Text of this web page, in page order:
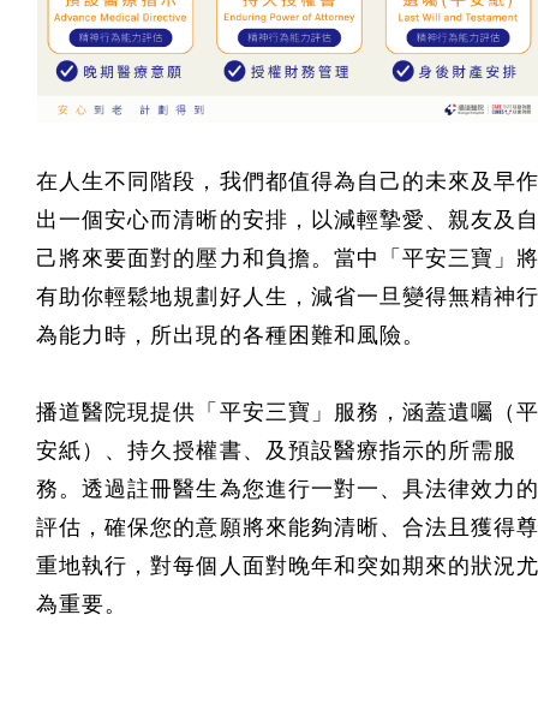
在人生不同階段，我們都值得為自己的未來及早
出一個安心而清晰的安排，以減輕摯愛、親友及
己將來要面對的壓力和負擔。當中「平安三寶」
有助你輕鬆地規劃好人生，減省一旦變得無精神
為能力時，所出現的各種困難和風險。
播道醫院現提供「平安三寶」服務，涵蓋遺囑（
安紙）、持久授權書、及預設醫療指示的所需服
務。透過註冊醫生為您進行一對一、具法律效力
評估，確保您的意願將來能夠清晰、合法且獲得
重地執行，對每個人面對晚年和突如期來的狀況
為重要。